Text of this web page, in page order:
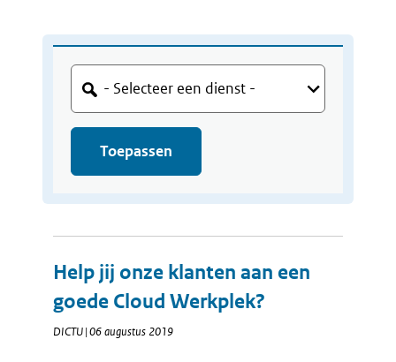
Help jij onze klanten aan een
goede Cloud Werkplek?
DICTU | 06 augustus 2019